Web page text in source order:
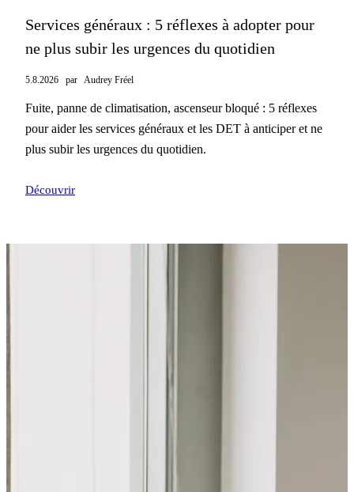
Services généraux : 5 réflexes à adopter pour
ne plus subir les urgences du quotidien
5.8.2026 par Audrey Fréel
Fuite, panne de climatisation, ascenseur bloqué : 5 réflexes
pour aider les services généraux et les DET à anticiper et ne
plus subir les urgences du quotidien.
Découvrir